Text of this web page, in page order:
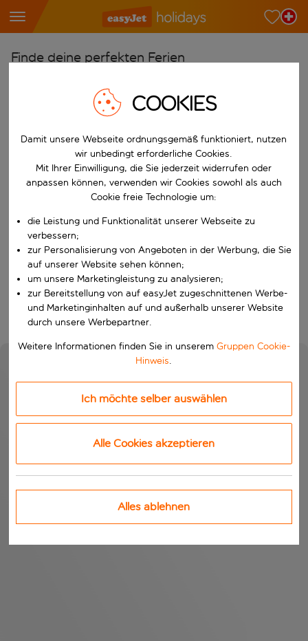
Finde deine perfekten Ferien
Wähle deine Flughäfen
Beginne mit der Eingabe für die automatische
Reiseziele finden
Nach
W&auml;hle ein Ab- und R&uuml;ckflugdatum aus.
Wähle deine Reisedaten
Wann
Wer
Suchen
COOKIES
Damit unsere Webseite ordnungsgemäß funktioniert, nutzen
wir unbedingt erforderliche Cookies.
Mit Ihrer Einwilligung, die Sie jederzeit widerrufen oder
anpassen können, verwenden wir Cookies sowohl als auch
Cookie freie Technologie um:
die Leistung und Funktionalität unserer Webseite zu
verbessern;
zur Personalisierung von Angeboten in der Werbung, die Sie
auf unserer Website sehen können;
um unsere Marketingleistung zu analysieren;
zur Bereitstellung von auf easyJet zugeschnittenen Werbe-
und Marketinginhalten auf und außerhalb unserer Website
durch unsere Werbepartner.
Weitere Informationen finden Sie in unserem Gruppen Cookie-
Hinweis.
Ich möchte selber auswählen
Alle Cookies akzeptieren
Alles ablehnen